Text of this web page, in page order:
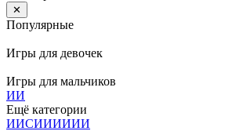
✕
Популярные
Игры для девочек
Игры для мальчиков
ИИ
Ещё категории
ИИСИИИИИИ